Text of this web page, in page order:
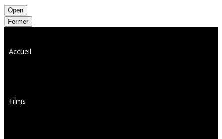
Open
Fermer
Accueil
Films